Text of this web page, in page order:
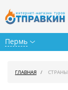
Пермь
ГЛАВНАЯ СТРАНЫ